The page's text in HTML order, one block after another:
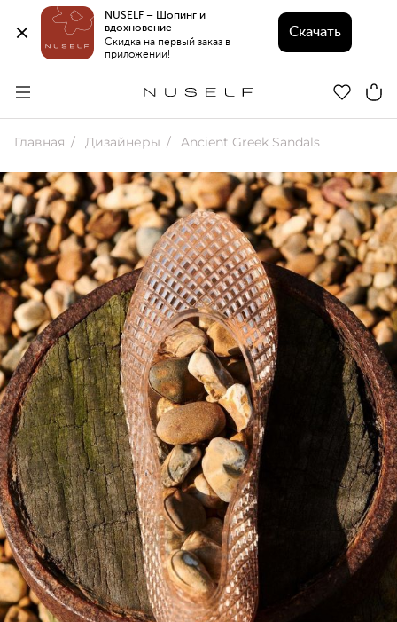
NUSELF – Шопинг и
вдохновение
Скидка на первый заказ в
приложении!
Скачать
Главная Дизайнеры Ancient Greek Sandals